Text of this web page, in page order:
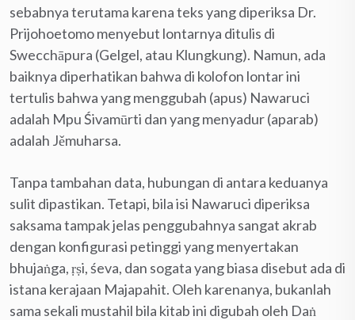
sebabnya terutama karena teks yang diperiksa Dr.
Prijohoetomo menyebut lontarnya ditulis di
Swecchāpura (Gelgel, atau Klungkung). Namun, ada
baiknya diperhatikan bahwa di kolofon lontar ini
tertulis bahwa yang menggubah (apus) Nawaruci
adalah Mpu Śivamūrti dan yang menyadur (aparab)
adalah Jěmuharsa.
Tanpa tambahan data, hubungan di antara keduanya
sulit dipastikan. Tetapi, bila isi Nawaruci diperiksa
saksama tampak jelas penggubahnya sangat akrab
dengan konfigurasi petinggi yang menyertakan
bhujaṅga, ṛṣi, śeva, dan sogata yang biasa disebut ada di
istana kerajaan Majapahit. Oleh karenanya, bukanlah
sama sekali mustahil bila kitab ini digubah oleh Daṅ